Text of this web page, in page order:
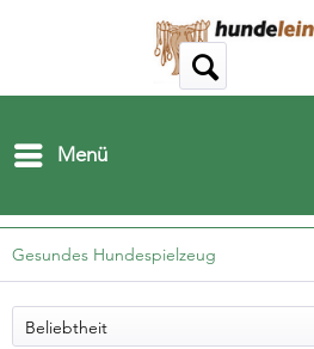
Menü
Gesundes Hundespielzeug